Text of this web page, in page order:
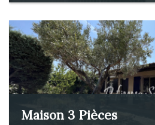
Maison 3 Pièces